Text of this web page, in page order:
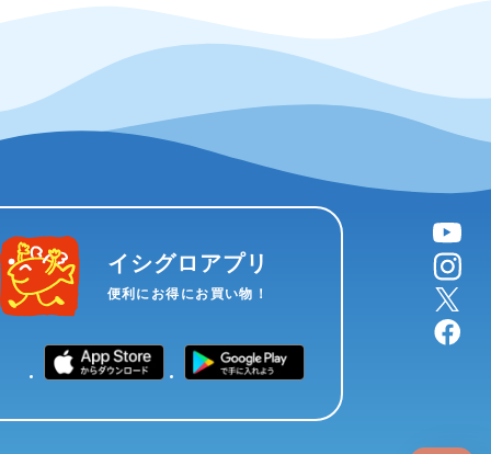
イシグロアプリ
便利にお得にお買い物！
YouTube
instagram
X
facebook